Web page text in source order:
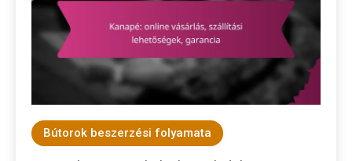
Bútorok beszerzési folyamata